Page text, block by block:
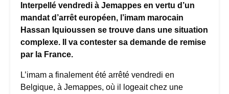
Interpellé vendredi à Jemappes en vertu d’un
mandat d’arrêt européen, l’imam marocain
Hassan Iquioussen se trouve dans une situation
complexe. Il va contester sa demande de remise
par la France.
L’imam a finalement été arrêté vendredi en
Belgique, à Jemappes, où il logeait chez une